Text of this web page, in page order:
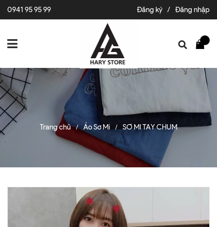
0941 95 95 99 Đăng ký / Đăng nhập
Trang chủ / Áo Sơ Mi / SƠ MI TAY CHUM